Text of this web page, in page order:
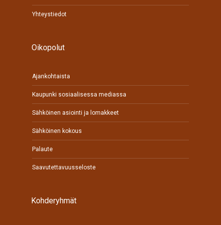
Yhteystiedot
Oikopolut
Ajankohtaista
Kaupunki sosiaalisessa mediassa
Sähköinen asiointi ja lomakkeet
Sähköinen kokous
Palaute
Saavutettavuusseloste
Kohderyhmät